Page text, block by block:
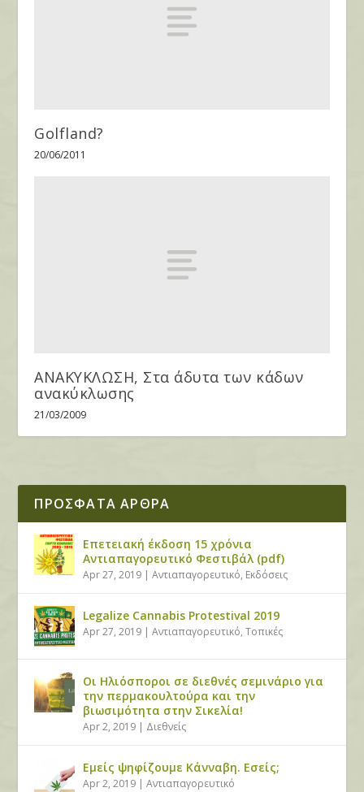
Golfland?
20/06/2011
ΑΝΑΚΥΚΛΩΣΗ, Στα άδυτα των κάδων
ανακύκλωσης
21/03/2009
ΠΡΟΣΦΑΤΑ ΑΡΘΡΑ
Επετειακή έκδοση 15 χρόνια
Αντιαπαγορευτικό Φεστιβάλ (pdf)
Apr 27, 2019 |Αντιαπαγορευτικό, Εκδόσεις
Legalize Cannabis Protestival 2019
Apr 27, 2019 |Αντιαπαγορευτικό,Τοπικές
Οι Ηλιόσποροι σε διεθνές σεμινάριο για
την περμακουλτούρα και την
βιωσιμότητα στην Σικελία!
Apr 2, 2019 | Διεθνείς
Εμείς ψηφίζουμε Κάνναβη. Εσείς;
Apr 2, 2019 |Αντιαπαγορευτικό